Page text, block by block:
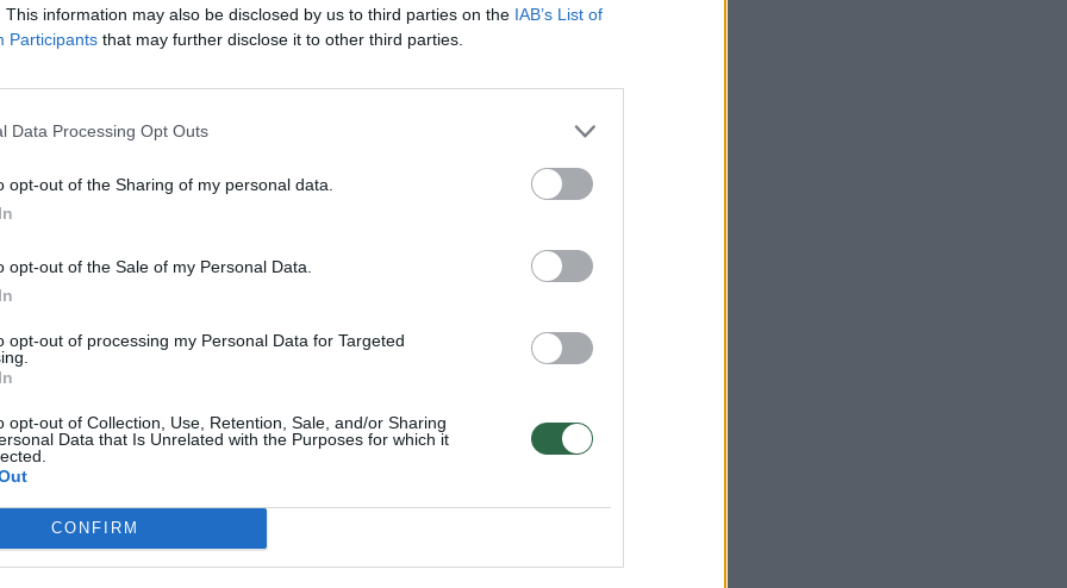
This information may also be disclosed by us to third parties on the IAB’s List of
Participants that may further disclose it to other third parties.
Data Processing Opt Outs
opt-out of the Sharing of my personal data.
opt-out of the Sale of my Personal Data.
opt-out of processing my Personal Data for Targeted
opt-out of Collection, Use, Retention, Sale, and/or Sharing
Data that Is Unrelated with the Purposes for which it
CONFIRM
Dulkys reiškia
klinikų
žada
skatina mobingą